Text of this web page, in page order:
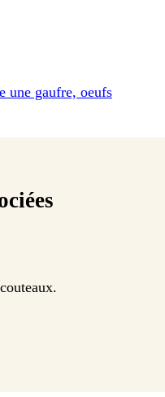
une gaufre, oeufs